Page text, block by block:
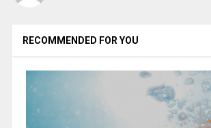
RECOMMENDED FOR YOU